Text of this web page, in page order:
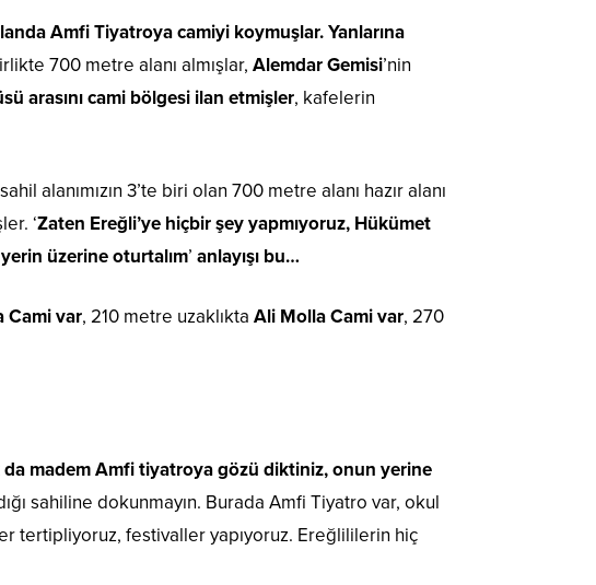
Amfi Tiyatroya camiyi koymuşlar. Yanlarına
700 metre alanı almışlar, Alemdar Gemisi’nin
arasını cami bölgesi ilan etmişler, kafelerin
alanımızın 3’te biri olan 700 metre alanı hazır alanı
‘Zaten Ereğli’ye hiçbir şey yapmıyoruz, Hükümet
üzerine oturtalım’ anlayışı bu…
Cami var, 210 metre uzaklıkta Ali Molla Cami var, 270
da madem Amfi tiyatroya gözü diktiniz, onun yerine
sahiline dokunmayın. Burada Amfi Tiyatro var, okul
tertipliyoruz, festivaller yapıyoruz. Ereğlililerin hiç